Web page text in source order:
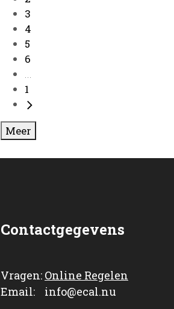
3
4
5
6
...
1
Meer
Contactgegevens
Vragen: Online Regelen
Email: info@ecal.nu